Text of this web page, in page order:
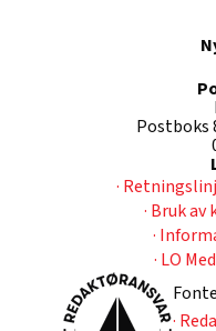
Postboks
·
· Bruk
·
· LO
·